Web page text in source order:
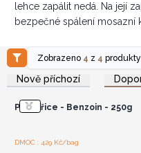
lehce zapálit nedá. Na její
bezpečné spálení mosazní
Zobrazeno 4 z 4 produkty
Nově příchozí
Přihlaste se nebo se
zaregistrujte pro
velkoobchodní ceny
Pryskiřice - Benzoin - 250g
DMOC : 429 Kč/bag
Přihlaste se nebo se